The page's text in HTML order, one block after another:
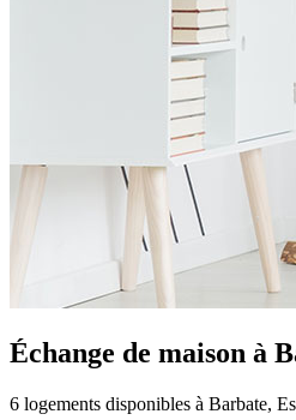
Échange de maison à
6 logements disponibles à Barbate,